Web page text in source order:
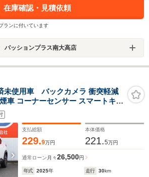
在庫確認・見積依頼
ランに付いています
ッションプラス南大高店
使用車 バックカメラ 衝突軽減
車 コーナーセンサー スマートキー
ビーム ETC 車線逸脱警報 誤発進
フォグ
支払総額
229.9万円
本体価格
221.5万円
通常ローン 月々26,500円
年式 2025年 走行 30km